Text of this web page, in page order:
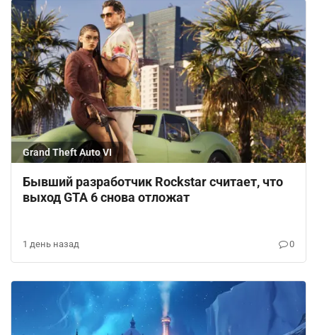
Grand Theft Auto VI
Бывший разработчик Rockstar считает, что
выход GTA 6 снова отложат
1 день назад 0